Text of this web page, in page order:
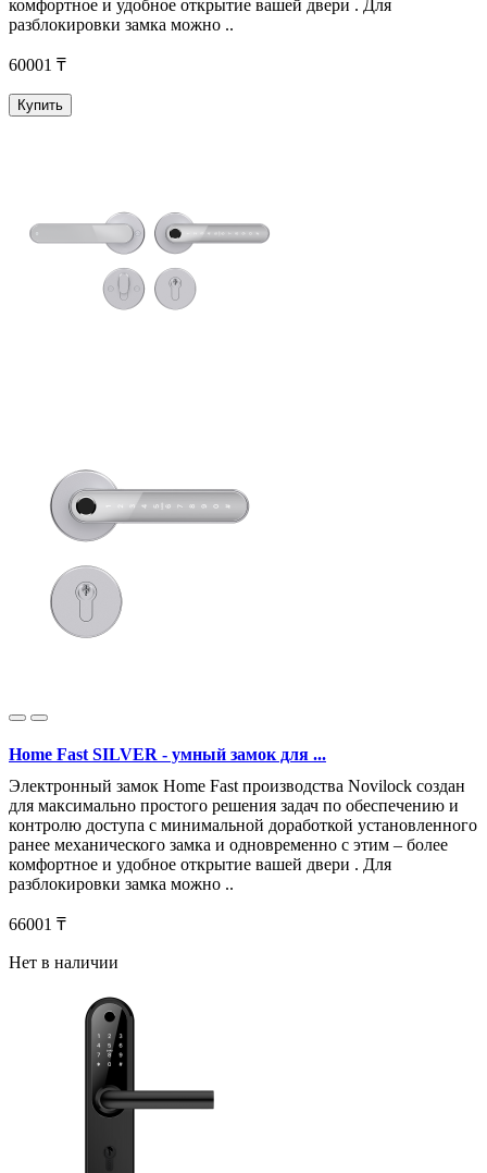
комфортное и удобное открытие вашей двери . Для
разблокировки замка можно ..
60001 ₸
Купить
Home Fast SILVER - умный замок для ...
Электронный замок Home Fast производства Novilock создан
для максимально простого решения задач по обеспечению и
контролю доступа с минимальной доработкой установленного
ранее механического замка и одновременно с этим – более
комфортное и удобное открытие вашей двери . Для
разблокировки замка можно ..
66001 ₸
Нет в наличии